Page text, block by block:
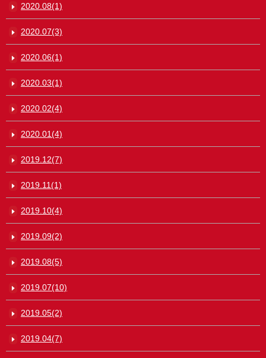
2020.08(1)
2020.07(3)
2020.06(1)
2020.03(1)
2020.02(4)
2020.01(4)
2019.12(7)
2019.11(1)
2019.10(4)
2019.09(2)
2019.08(5)
2019.07(10)
2019.05(2)
2019.04(7)